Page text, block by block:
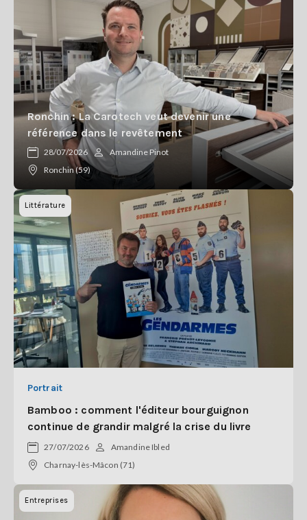
Ronchin : La Carotech veut devenir une
référence dans le revêtement
28/07/2026
Amandine Pinot
Ronchin (59)
Littérature
Portrait
Bamboo : comment l'éditeur bourguignon
continue de grandir malgré la crise du livre
27/07/2026
Amandine Ibled
Charnay-lès-Mâcon (71)
Entreprises